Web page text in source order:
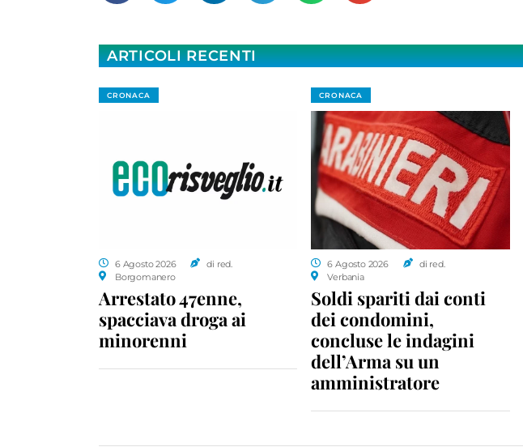
ARTICOLI RECENTI
CRONACA
6 Agosto 2026
di red.
Borgomanero
Arrestato 47enne,
spacciava droga ai
minorenni
CRONACA
6 Agosto 2026
di red.
Verbania
Soldi spariti dai conti
dei condomini,
concluse le indagini
dell’Arma su un
amministratore